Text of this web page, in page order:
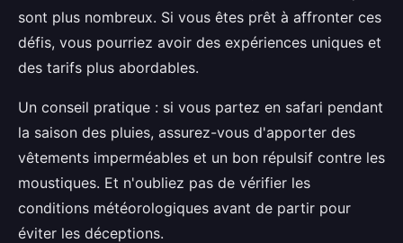
sont plus nombreux. Si vous êtes prêt à affronter ces
défis, vous pourriez avoir des expériences uniques et
des tarifs plus abordables.
Un conseil pratique : si vous partez en safari pendant
la saison des pluies, assurez-vous d'apporter des
vêtements imperméables et un bon répulsif contre les
moustiques. Et n'oubliez pas de vérifier les
conditions météorologiques avant de partir pour
éviter les déceptions.